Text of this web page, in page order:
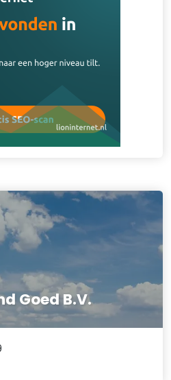
Goed B.V.